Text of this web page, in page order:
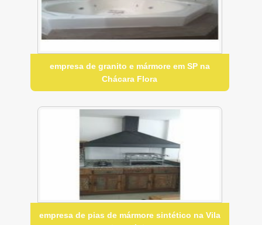
empresa de granito e mármore em SP na
Chácara Flora
empresa de pias de mármore sintético na Vila